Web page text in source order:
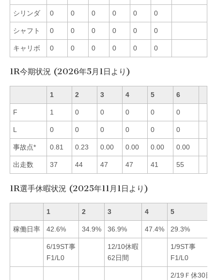
シリンダ 0 0 0 0 0 0
シャフト 0 0 0 0 0 0
キャリボ 0 0 0 0 0 0
1R今期状況 (2026年5月1日より)
1 2 3 4 5 6
F 1 0 0 0 0 0
L 0 0 0 0 0 0
事故点* 0.81 0.23 0.00 0.00 0.00 0.00
出走数 37 44 47 47 41 55
1R選手休暇状況 (2025年11月1日より)
1 2 3 4 5
稼働日率 42.6% 34.9% 36.9% 47.4% 29.3%
6/19ST事
F1/L0
12/10休暇
62日間
1/9ST事
F1/L0
2/19Ｆ休30日